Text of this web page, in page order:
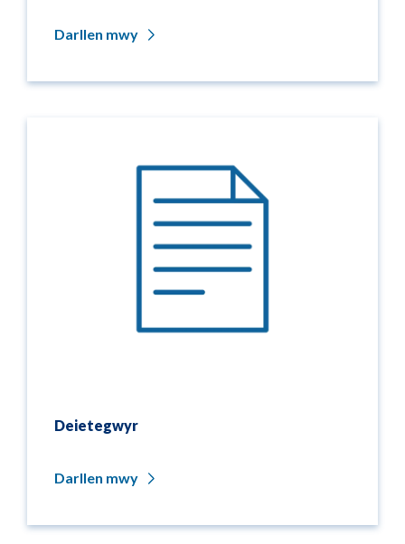
Darllen mwy
Deietegwyr
Darllen mwy